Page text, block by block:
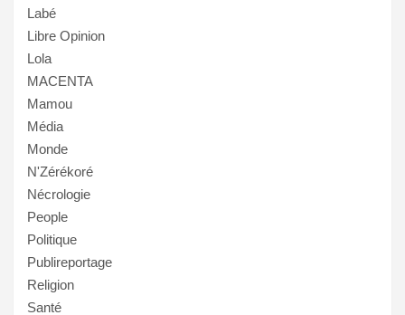
Labé
Libre Opinion
Lola
MACENTA
Mamou
Média
Monde
N'Zérékoré
Nécrologie
People
Politique
Publireportage
Religion
Santé